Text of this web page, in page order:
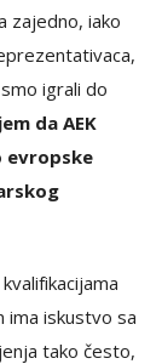
zajedno, iako
igrali do
da AEK
evropske
ima iskustvo sa
tako često,